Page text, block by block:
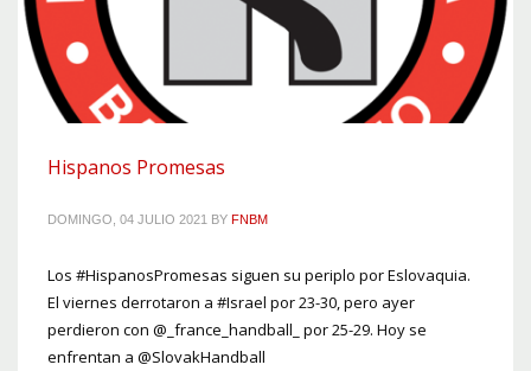
Hispanos Promesas
DOMINGO, 04 JULIO 2021 BY FNBM
Los #HispanosPromesas siguen su periplo por Eslovaquia.
El viernes derrotaron a #Israel por 23-30, pero ayer
perdieron con @_france_handball_ por 25-29. Hoy se
enfrentan a @SlovakHandball